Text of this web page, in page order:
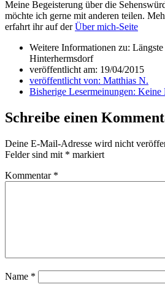
Meine Begeisterung über die
möchte ich gerne mit anderen teilen.
erfahrt ihr auf derÜber mich-Seite
Weitere Informationen zu:
Hinterhermsdorf
veröffentlicht am: 19/04/2015
veröffentlicht von: Matthias N.
Bisherige Lesermeinungen: Keine
Schreibe einen
Deine E-Mail-Adresse wird nicht
Felder sind mit * markiert
Kommentar *
Name *